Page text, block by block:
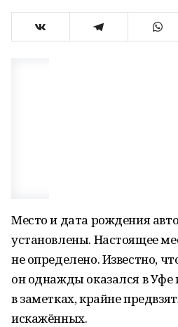
Место и дата рождения
установлены. Настоящее
не определено. Известно,
он однажды оказался в Уфе
в заметках, крайне
искажённых.